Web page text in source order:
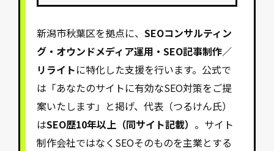
新潟市秋葉区を拠点に、SEOコンサルティン
グ・オウンドメディア運用・SEO記事制作／
リライトに特化した支援を行います。公式で
は「あなたのサイトに有効なSEO対策をご提
案いたします」と掲げ、代表（つるけん氏）
はSEO歴10年以上（同サイト記載） 。サイト
制作会社ではなくSEOそのものを主業とする